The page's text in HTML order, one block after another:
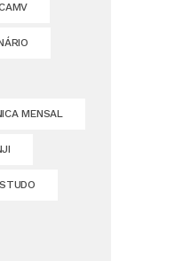
MENSAL